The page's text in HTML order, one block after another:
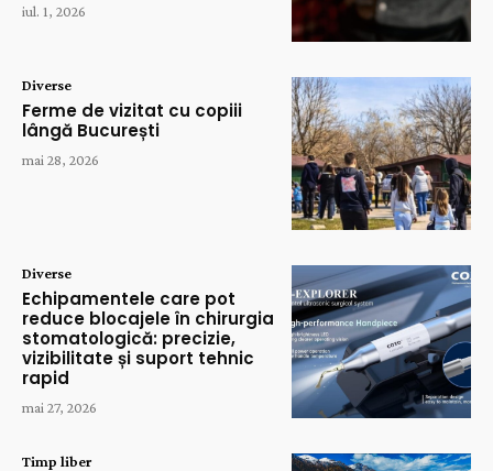
iul. 1, 2026
Diverse
Ferme de vizitat cu copiii
lângă București
mai 28, 2026
Diverse
Echipamentele care pot
reduce blocajele în chirurgia
stomatologică: precizie,
vizibilitate și suport tehnic
rapid
mai 27, 2026
Timp liber